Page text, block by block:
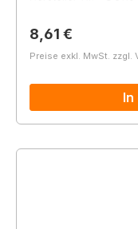
Regulärer Preis:
8,61 €
Preise exkl. MwSt. zzgl.
In